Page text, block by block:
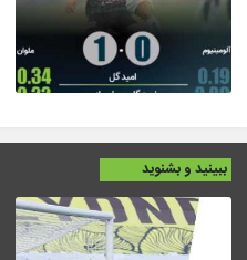
ببینید و بشنوید